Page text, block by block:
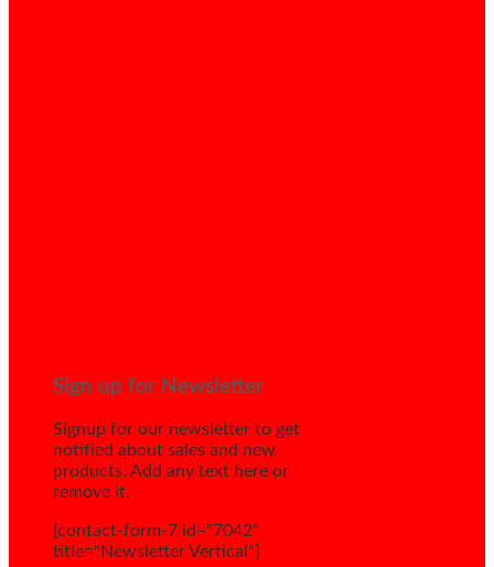
Sign up for Newsletter
Signup for our newsletter to get
notified about sales and new
products. Add any text here or
remove it.
[contact-form-7 id="7042"
title="Newsletter Vertical"]